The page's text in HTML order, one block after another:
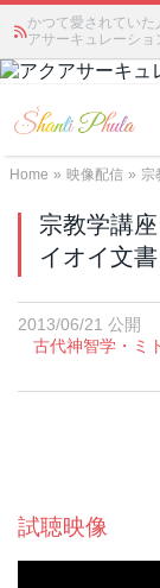
かつて愛されてい
アサーキュレーシ
Home » 映像配信 »
宗教学講
イオイ文書
2013/06/21 公開
古代神智学・ミ
試聴映像